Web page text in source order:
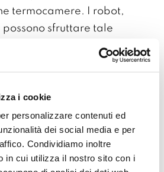
i cookie
personalizzare contenuti ed
dei social media e per
Condividiamo inoltre
in cui utilizza il nostro sito con i
termocamere. I robot,
possono sfruttare tale
integrata, possono
sicuro. Il nostro partner,
delle soluzioni IoT per le
Pepper permette agli
medico in qualunque
e mandare una